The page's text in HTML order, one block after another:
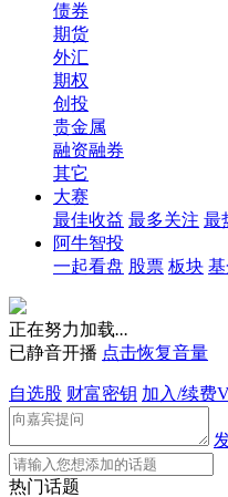
债券
期货
外汇
期权
创投
贵金属
融资融券
其它
大赛
最佳收益 最多关注 最
阿牛智投
一起看盘 股票 板块
正在努力加载...
已静音开播 点击恢复音量
自选股 财富密钥 加入/续费
热门话题